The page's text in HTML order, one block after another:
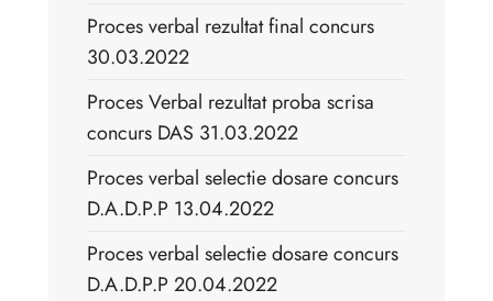
Proces verbal rezultat final concurs
30.03.2022
Proces Verbal rezultat proba scrisa
concurs DAS 31.03.2022
Proces verbal selectie dosare concurs
D.A.D.P.P 13.04.2022
Proces verbal selectie dosare concurs
D.A.D.P.P 20.04.2022